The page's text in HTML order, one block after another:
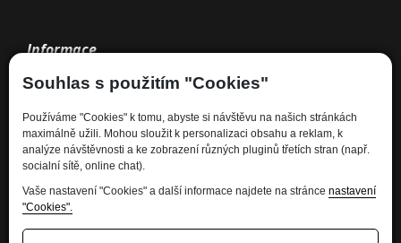
Souhlas s použitím "Cookies"
Používáme "Cookies" k tomu, abyste si návštěvu na našich stránkách
maximálně užili. Mohou sloužit k personalizaci obsahu a reklam, k
analýze návštěvnosti a ke zobrazení různých pluginů třetích stran (např.
socialní sítě, online chat).
Vaše nastavení "Cookies" a další informace najdete na stránce nastavení
"Cookies".
Informace
Financování
Kariéra
Informace pro spotřebitele
Ochrana osobních údajů - GDPR